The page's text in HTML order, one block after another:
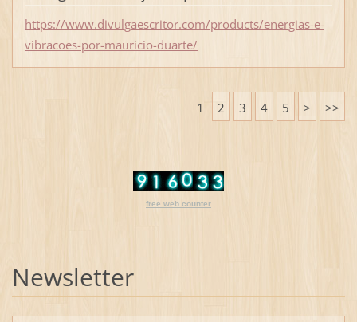
https://www.divulgaescritor.com/products/energias-e-
vibracoes-por-mauricio-duarte/
1 2 3 4 5 > >>
free web counter
Newsletter